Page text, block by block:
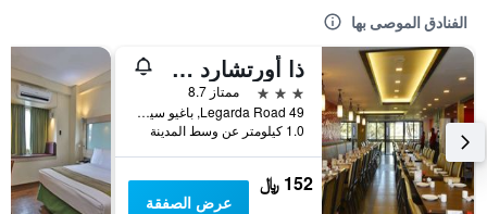
الفنادق الموصى بها
ذا أورتشارد هوتل باجيو
3 نجوم
ممتاز 8.7
49 Legarda Road, باغيو سيتي, الفلبين
1.0 كيلومتر عن وسط المدينة
152 ﷼
عرض الصفقة